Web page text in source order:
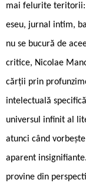
mai felurite
eseu, jurnal intim,
nu se bucură de
critice, Nicolae
cărții prin
intelectuală
universul infinit al
atunci când
aparent
provine din